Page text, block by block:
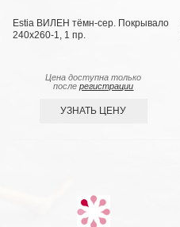
Estia ВИЛЕН тёмн-сер. Покрывало
240х260-1, 1 пр.
Цена доступна только
послерегистрации
УЗНАТЬ ЦЕНУ